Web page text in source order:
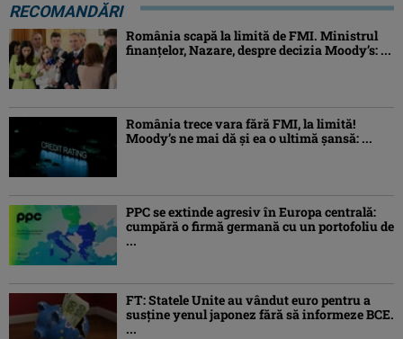
RECOMANDĂRI
România scapă la limită de FMI. Ministrul
finanțelor, Nazare, despre decizia Moody’s: ...
România trece vara fără FMI, la limită!
Moody’s ne mai dă și ea o ultimă șansă: ...
PPC se extinde agresiv în Europa centrală:
cumpără o firmă germană cu un portofoliu de
...
FT: Statele Unite au vândut euro pentru a
susține yenul japonez fără să informeze BCE.
...